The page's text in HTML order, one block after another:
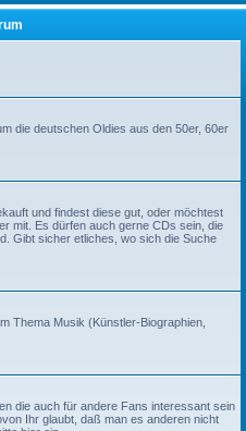
die deutschen Oldies aus den 50er, 60er
und findest diese gut, oder möchtest
mit. Es dürfen auch gerne CDs sein, die
Gibt sicher etliches, wo sich die Suche
Thema Musik (Künstler-Biographien,
die auch für andere Fans interessant sein
Ihr glaubt, daß man es anderen nicht